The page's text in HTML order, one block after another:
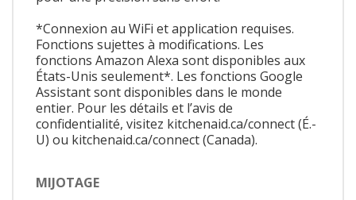
*Connexion au WiFi et application requises.
Fonctions sujettes à modifications. Les
fonctions Amazon Alexa sont disponibles aux
États-Unis seulement*. Les fonctions Google
Assistant sont disponibles dans le monde
entier. Pour les détails et l’avis de
confidentialité, visitez kitchenaid.ca/connect (É.-
U) ou kitchenaid.ca/connect (Canada).
MIJOTAGE